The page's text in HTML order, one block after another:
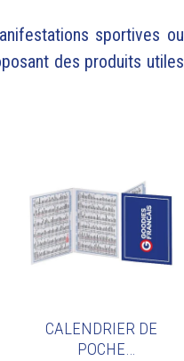
sportives ou
des produits utiles
CALENDRIER DE
POCHE